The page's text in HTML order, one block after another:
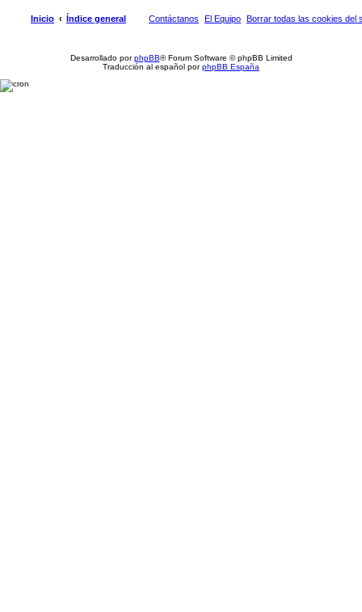
Inicio Índice general Borrar todas las cookies del
El Equipo
Contáctanos
Desarrollado porphpBB® Forum Software © phpBB Limited
Traducción al español porphpBB España